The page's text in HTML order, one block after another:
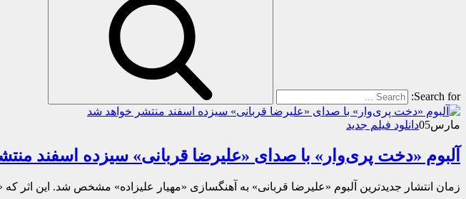
Search for:
مارس05دانلود فیلم جدید
آلبوم «دخت پری‌وار» با صدای «علیرضا قربانی» سیزده اسفند
زمان انتشار جدیدترین آلبوم «علیرضا قربانی» به آهنگسازی «مهیار علیزاده» مشخص شد. این اثر